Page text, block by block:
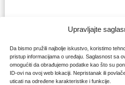
Upravljajte
Da bismo pružili najbolje iskustvo, koristimo
pristup informacijama o uređaju. Saglasnost sa
omogućiti da obrađujemo podatke kao što su
ID-ovi na ovoj web lokaciji. Nepristanak ili
uticati na određene karakteristike i funkcije.